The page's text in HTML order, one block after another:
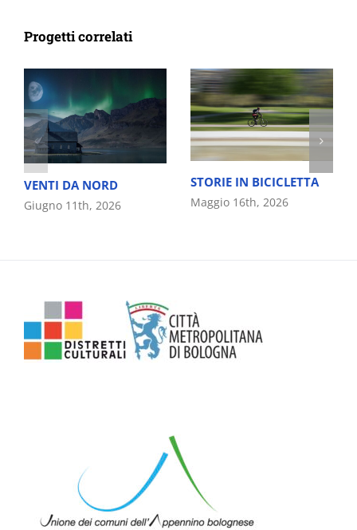
Progetti correlati
VENTI DA NORD
Giugno 11th, 2026
STORIE IN BICICLETTA
Maggio 16th, 2026